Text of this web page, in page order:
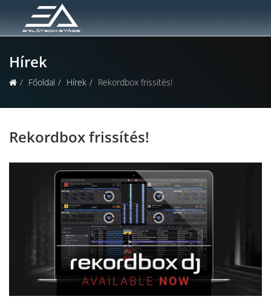
Hírek
Főoldal Hírek Rekordbox frissítés!
Rekordbox frissítés!